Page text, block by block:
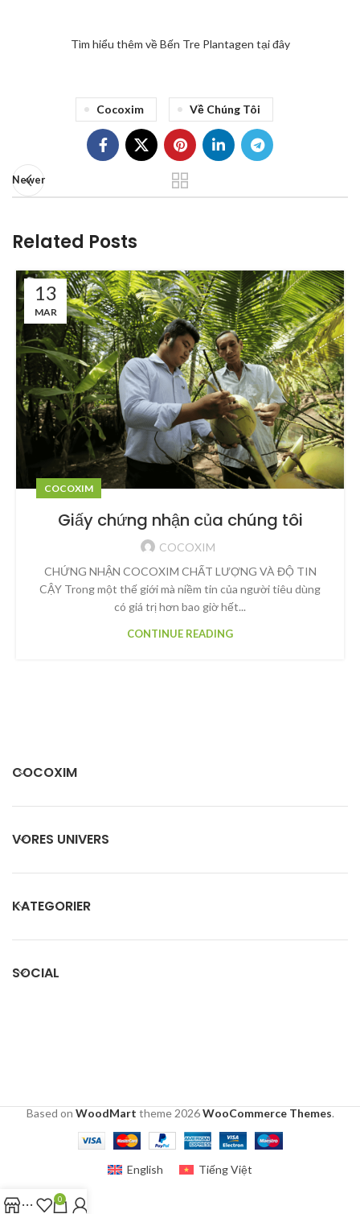
Tìm hiểu thêm về Bến Tre Plantagen tại đây
Cocoxim Về Chúng Tôi
Newer
Related Posts
13
MAR
COCOXIM
Giấy chứng nhận của chúng tôi
COCOXIM
CHỨNG NHẬN COCOXIM CHẤT LƯỢNG VÀ ĐỘ TIN
CẬY Trong một thế giới mà niềm tin của người tiêu dùng
có giá trị hơn bao giờ hết...
CONTINUE READING
COCOXIM
VORES UNIVERS
KATEGORIER
SOCIAL
Based on WoodMart theme2026WooCommerce Themes.
0
English Tiếng Việt